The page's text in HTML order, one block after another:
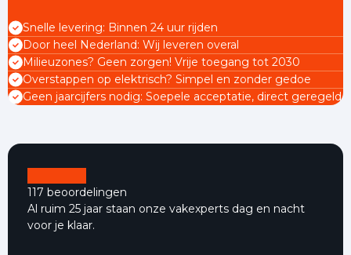
Snelle levering: Binnen 24 uur rijden
Door heel Nederland: Wij leveren overal
Milieuzones? Geen zorgen! Vrije toegang tot 2030
Overstappen op elektrisch? Simpel en zonder gedoe
Geen jaarcijfers nodig: Soepele acceptatie, direct geregeld
117 beoordelingen
Al ruim 25 jaar staan onze vakexperts dag en nacht
voor je klaar.